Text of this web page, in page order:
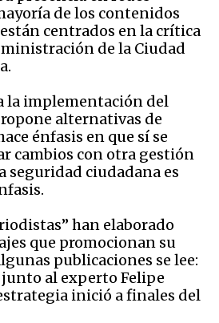
de los contenidos
centrados en la crítica
de la Ciudad
la implementación del
alternativas de
énfasis en que sí se
cambios con otra gestión
seguridad ciudadana es
han elaborado
que promocionan su
publicaciones se lee:
al experto Felipe
inició a finales del